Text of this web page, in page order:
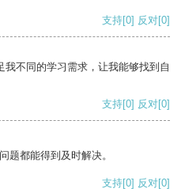
支持[0] 反对[0]
不同的学习需求，让我能够找到自
支持[0] 反对[0]
题都能得到及时解决。
支持[0] 反对[0]